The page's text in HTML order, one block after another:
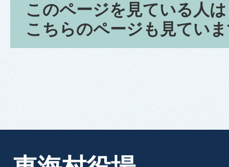
このページを見ている人は
こちらのページも見てい